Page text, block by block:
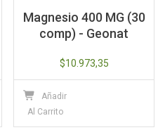
Magnesio 400 MG (30
comp) - Geonat
$10.973,35
Añadir
Al Carrito